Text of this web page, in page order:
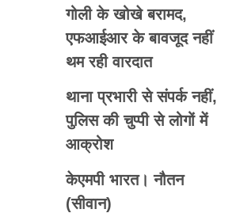
गोली के खोखे बरामद,
एफआईआर के बावजूद नहीं
थम रही वारदात
थाना प्रभारी से संपर्क नहीं,
पुलिस की चुप्पी से लोगों में
आक्रोश
केएमपी भारत। नौतन
(सीवान)